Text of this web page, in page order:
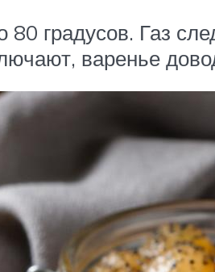
градусов. Газ
варенье